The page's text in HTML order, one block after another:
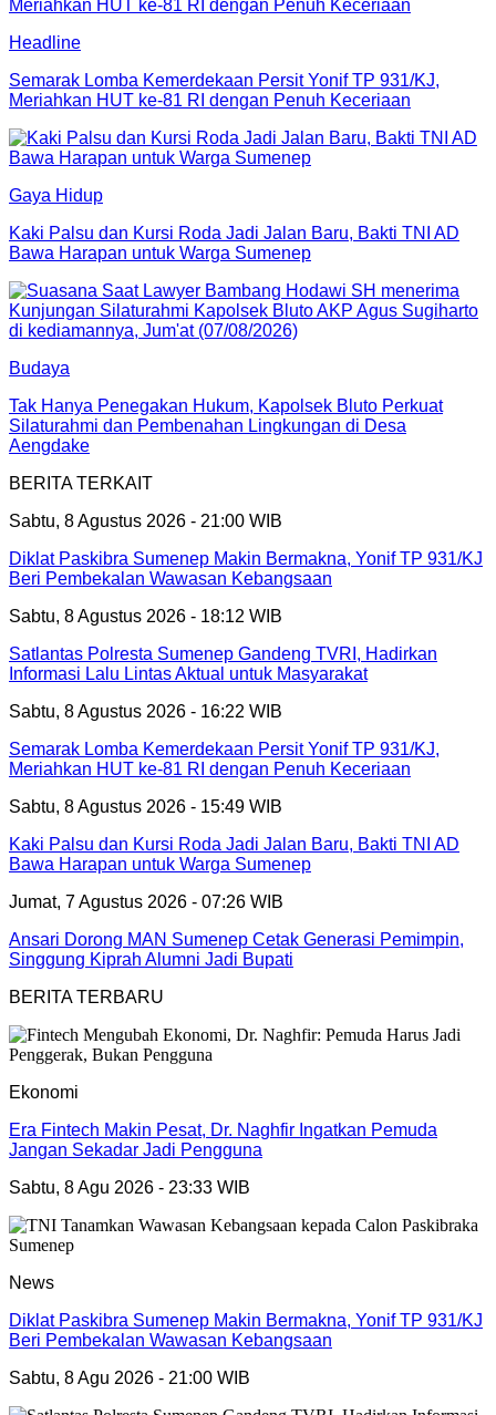
Headline
Semarak Lomba Kemerdekaan Persit Yonif TP 931/KJ,
Meriahkan HUT ke-81 RI dengan Penuh Keceriaan
Gaya Hidup
Kaki Palsu dan Kursi Roda Jadi Jalan Baru, Bakti TNI AD
Bawa Harapan untuk Warga Sumenep
Budaya
Tak Hanya Penegakan Hukum, Kapolsek Bluto Perkuat
Silaturahmi dan Pembenahan Lingkungan di Desa
Aengdake
BERITA TERKAIT
Sabtu, 8 Agustus 2026 - 21:00 WIB
Diklat Paskibra Sumenep Makin Bermakna, Yonif TP 931/KJ
Beri Pembekalan Wawasan Kebangsaan
Sabtu, 8 Agustus 2026 - 18:12 WIB
Satlantas Polresta Sumenep Gandeng TVRI, Hadirkan
Informasi Lalu Lintas Aktual untuk Masyarakat
Sabtu, 8 Agustus 2026 - 16:22 WIB
Semarak Lomba Kemerdekaan Persit Yonif TP 931/KJ,
Meriahkan HUT ke-81 RI dengan Penuh Keceriaan
Sabtu, 8 Agustus 2026 - 15:49 WIB
Kaki Palsu dan Kursi Roda Jadi Jalan Baru, Bakti TNI AD
Bawa Harapan untuk Warga Sumenep
Jumat, 7 Agustus 2026 - 07:26 WIB
Ansari Dorong MAN Sumenep Cetak Generasi Pemimpin,
Singgung Kiprah Alumni Jadi Bupati
BERITA TERBARU
Ekonomi
Era Fintech Makin Pesat, Dr. Naghfir Ingatkan Pemuda
Jangan Sekadar Jadi Pengguna
Sabtu, 8 Agu 2026 - 23:33 WIB
News
Diklat Paskibra Sumenep Makin Bermakna, Yonif TP 931/KJ
Beri Pembekalan Wawasan Kebangsaan
Sabtu, 8 Agu 2026 - 21:00 WIB